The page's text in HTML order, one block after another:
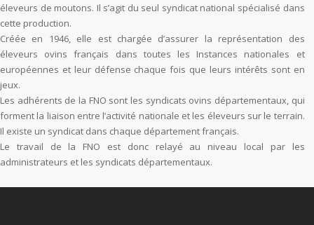
éleveurs de moutons. Il s’agit du seul syndicat national spécialisé dans
cette production.
Créée en 1946, elle est chargée d’assurer la représentation des
éleveurs ovins français dans toutes les Instances nationales et
européennes et leur défense chaque fois que leurs intérêts sont en
jeux.
Les adhérents de la FNO sont les syndicats ovins départementaux, qui
forment la liaison entre l’activité nationale et les éleveurs sur le terrain.
Il existe un syndicat dans chaque département français.
Le travail de la FNO est donc relayé au niveau local par les
administrateurs et les syndicats départementaux.